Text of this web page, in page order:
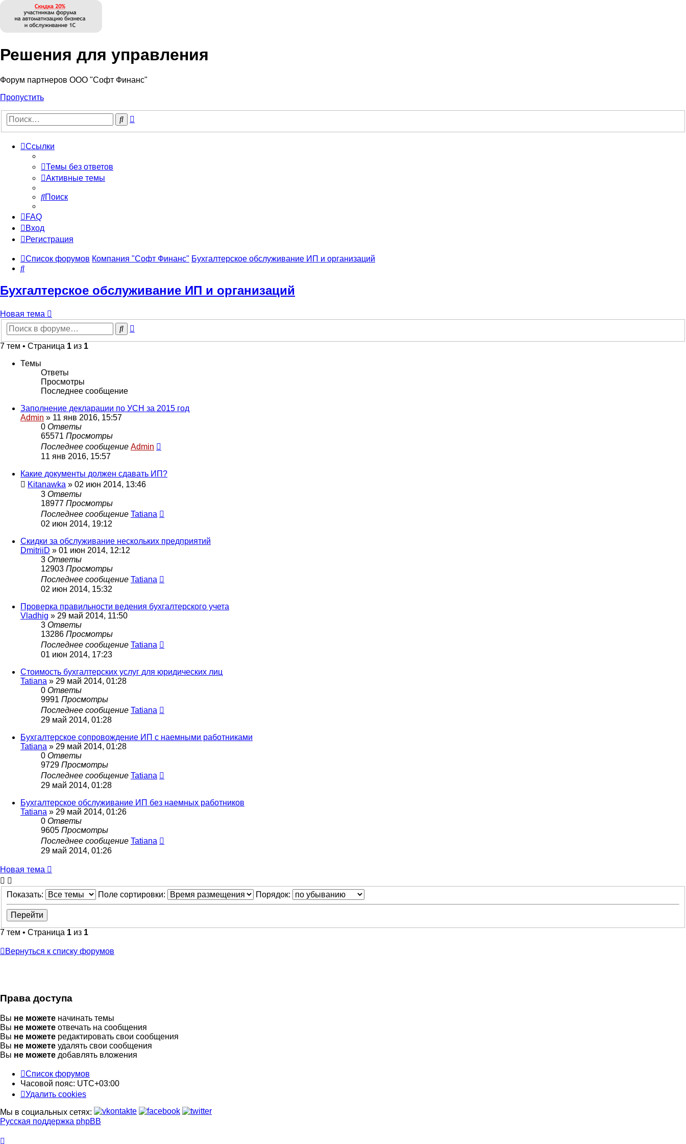
Решения для управления
Форум партнеров ООО "Софт Финанс"
Пропустить
Поиск
Ссылки
Темы без ответов
Активные темы
Поиск
FAQ
Вход
Регистрация
Список форумов Компания "Софт Финанс" Бухгалтерское обслуживание ИП и организаций
Поиск
Бухгалтерское обслуживание ИП и организаций
Новая тема
Поиск
7 тем • Страница 1 из 1
Темы
Ответы
Просмотры
Последнее сообщение
Заполнение декларации по УСН за 2015 год
Admin » 11 янв 2016, 15:57
0 Ответы
65571 Просмотры
Последнее сообщение Admin
11 янв 2016, 15:57
Какие документы должен сдавать ИП?
Kitanawka » 02 июн 2014, 13:46
3 Ответы
18977 Просмотры
Последнее сообщение Tatiana
02 июн 2014, 19:12
Скидки за обслуживание нескольких предприятий
DmitriiD » 01 июн 2014, 12:12
3 Ответы
12903 Просмотры
Последнее сообщение Tatiana
02 июн 2014, 15:32
Проверка правильности ведения бухгалтерского учета
Vladhig » 29 май 2014, 11:50
3 Ответы
13286 Просмотры
Последнее сообщение Tatiana
01 июн 2014, 17:23
Стоимость бухгалтерских услуг для юридических лиц
Tatiana » 29 май 2014, 01:28
0 Ответы
9991 Просмотры
Последнее сообщение Tatiana
29 май 2014, 01:28
Бухгалтерское сопровождение ИП с наемными работниками
Tatiana » 29 май 2014, 01:28
0 Ответы
9729 Просмотры
Последнее сообщение Tatiana
29 май 2014, 01:28
Бухгалтерское обслуживание ИП без наемных работников
Tatiana » 29 май 2014, 01:26
0 Ответы
9605 Просмотры
Последнее сообщение Tatiana
29 май 2014, 01:26
Новая тема
Показать: Поле сортировки: Порядок:
7 тем • Страница 1 из 1
Вернуться к списку форумов
Права доступа
Вы не можете начинать темы
Вы не можете отвечать на сообщения
Вы не можете редактировать свои сообщения
Вы не можете удалять свои сообщения
Вы не можете добавлять вложения
Список форумов
Часовой пояс: UTC+03:00
Удалить cookies
Мы в социальных сетях:
Русская поддержка phpBB